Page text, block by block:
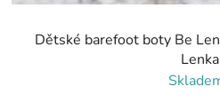
Dětské barefoot boty Be
Lenka